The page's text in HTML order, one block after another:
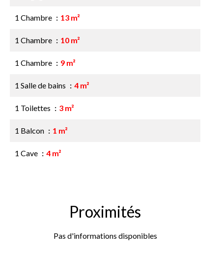
1 Chambre 13 m²
1 Chambre 10 m²
1 Chambre 9 m²
1 Salle de bains 4 m²
1 Toilettes 3 m²
1 Balcon 1 m²
1 Cave 4 m²
Proximités
Pas d'informations disponibles